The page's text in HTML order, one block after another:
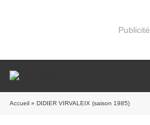
Publicité
Accueil » DIDIER VIRVALEIX (saison 1985)